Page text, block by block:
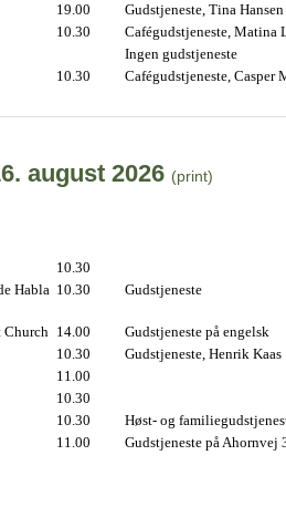
19.00
Gudstjeneste, Tina Hansen
10.30
Cafégudstjeneste, Matina
Ingen gudstjeneste
10.30 Cafégudstjeneste, Casper
august 2026 (print)
10.30
Habla 10.30 Gudstjeneste
Church 14.00
Gudstjeneste på engelsk
10.30
Gudstjeneste, Henrik Kaas
11.00
10.30
10.30
Høst- og
11.00 Gudstjeneste på Ahornvej